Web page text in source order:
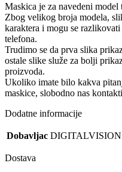
Maskica je za navedeni model
Zbog velikog broja modela,
karaktera i mogu se
telefona.
Trudimo se da prva slika
ostale slike služe za bolji
proizvoda.
Ukoliko imate bilo kakva
maskice, slobodno nas
Dodatne informacije
Dobavljac DIGITALVISION
Dostava